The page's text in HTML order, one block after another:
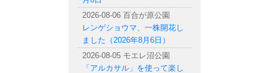
2026-08-06 百合が原公園
レンゲショウマ、一株開花し
ました（2026年8月6日）
2026-08-05 モエレ沼公園
「アルカサル」を使って楽し